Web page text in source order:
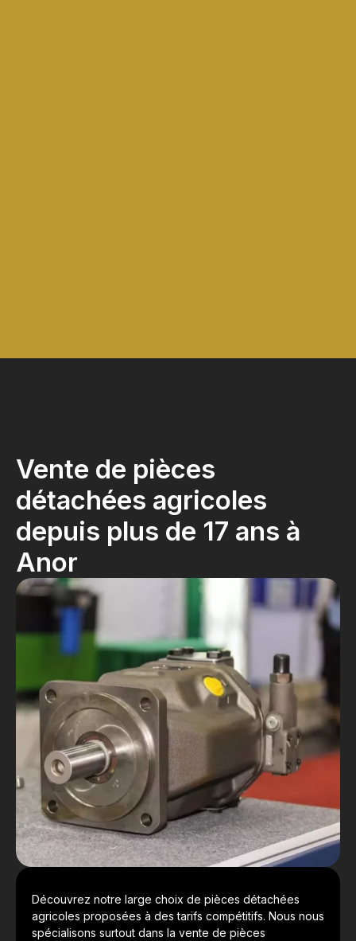
Vente de pièces
détachées agricoles
depuis plus de 17 ans à
Anor
Découvrez notre large choix de pièces détachées
agricoles proposées à des tarifs compétitifs. Nous nous
spécialisons surtout dans la vente de pièces